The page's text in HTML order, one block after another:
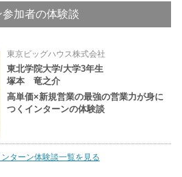
加者の体験談
東京ビッグハウス株式会社
東北学院大学/大学3年生
塚本 竜之介
高単価×新規営業の最強の営業力が身に
つくインターンの体験談
ターン体験談一覧を見る